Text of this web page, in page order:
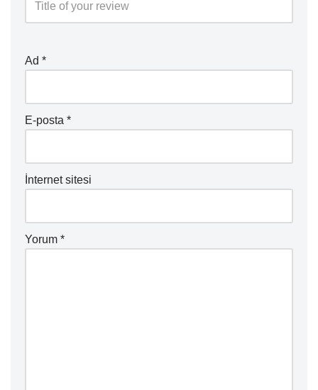
Ad *
E-posta *
İnternet sitesi
Yorum *